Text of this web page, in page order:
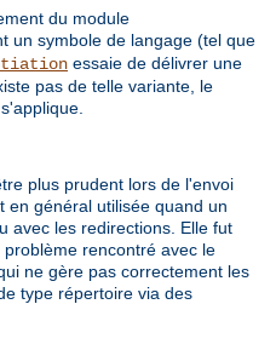
du module
un symbole de langage (tel que
essaie de délivrer une
pas de telle variante, le
s'applique.
plus prudent lors de l'envoi
en général utilisée quand un
avec les redirections. Elle fut
rencontré avec le
ne gère pas correctement les
type répertoire via des